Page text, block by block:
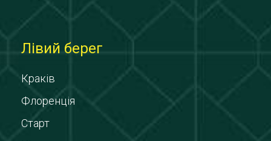
Лівий берег
Краків
Флоренція
Старт